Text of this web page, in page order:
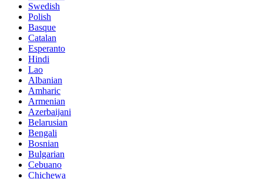
Swedish
Polish
Basque
Catalan
Esperanto
Hindi
Lao
Albanian
Amharic
Armenian
Azerbaijani
Belarusian
Bengali
Bosnian
Bulgarian
Cebuano
Chichewa